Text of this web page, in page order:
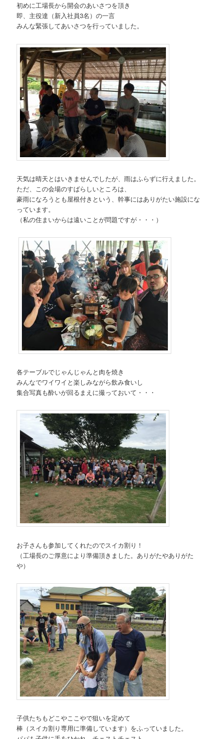
初めに工場長から開会のあいさつを頂き
即、主役達（新入社員3名）の一言
みんな緊張してあいさつを行っていました。
天気は晴天とはいきませんでしたが、雨はふらずに行えました。
ただ、この会場のすばらしいところは、
豪雨になろうとも屋根付きという、幹事にはありがたい施設にな
っています。
（私の住まいからは遠いことが問題ですが・・・）
各テーブルでじゃんじゃんと肉を焼き
みんなでワイワイと楽しみながら飲み食いし
集合写真も酔いが回るまえに撮っておいて・・・
お子さんも参加してくれたのでスイカ割り！
（工場長のご厚意により準備頂きました。ありがたやありがた
や）
子供たちもどこやここやで狙いを定めて
棒（スイカ割り専用に準備しています）をふっていました。